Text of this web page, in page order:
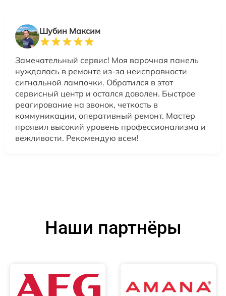
Шубин Максим
Замечательный сервис! Моя варочная панель
нуждалась в ремонте из-за неисправности
сигнальной лампочки. Обратился в этот
сервисный центр и остался доволен. Быстрое
реагирование на звонок, четкость в
коммуникации, оперативный ремонт. Мастер
проявил высокий уровень профессионализма и
вежливости. Рекомендую всем!
Наши партнёры